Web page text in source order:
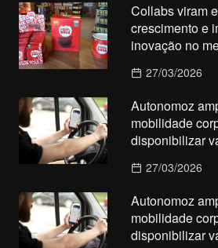
Collabs viram
crescimento e
inovação no
27/03/2026
Autonomoz
mobilidade
disponibilizar
27/03/2026
Autonomoz
mobilidade
disponibilizar